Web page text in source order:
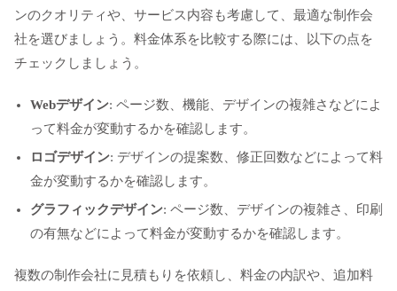
ンのクオリティや、サービス内容も考慮して、最適な制作会
社を選びましょう。料金体系を比較する際には、以下の点を
チェックしましょう。
Webデザイン: ページ数、機能、デザインの複雑さなどによ
って料金が変動するかを確認します。
ロゴデザイン: デザインの提案数、修正回数などによって料
金が変動するかを確認します。
グラフィックデザイン: ページ数、デザインの複雑さ、印刷
の有無などによって料金が変動するかを確認します。
複数の制作会社に見積もりを依頼し、料金の内訳や、追加料